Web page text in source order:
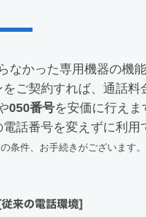
かった専用機器の機
ご契約すれば、通話料
050番号を安価に行えま
話番号を変えずに利用
条件、お手続きがございます。